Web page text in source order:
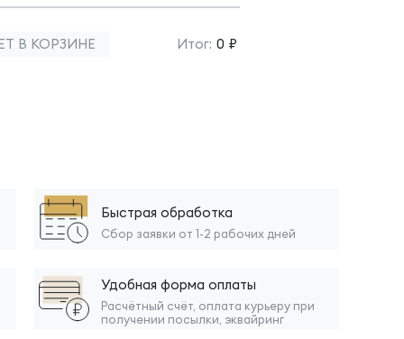
В КОРЗИНЕ Итог: 0 ₽
Быстрая обработка
Сбор заявки от 1-2 рабочих дней
Удобная форма оплаты
Расчётный счёт, оплата курьеру при
получении посылки, эквайринг